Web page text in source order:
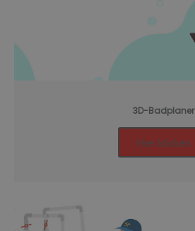
3D-Badplaner
Hier klicken